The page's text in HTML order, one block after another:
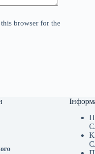
browser for the